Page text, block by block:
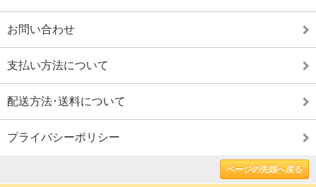
お問い合わせ
支払い方法について
配送方法･送料について
プライバシーポリシー
ページの先頭へ戻る